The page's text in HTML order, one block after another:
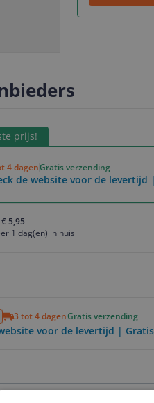
prijs!
4 dagenGratis verzending
de website voor de levertijd
5,95
1 dag(en) in huis
3 tot 4 dagenGratis verzending
voor de levertijd |